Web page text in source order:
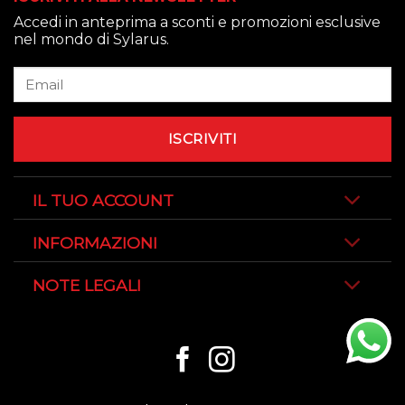
Accedi in anteprima a sconti e promozioni esclusive
nel mondo di Sylarus.
IL TUO ACCOUNT
INFORMAZIONI
NOTE LEGALI